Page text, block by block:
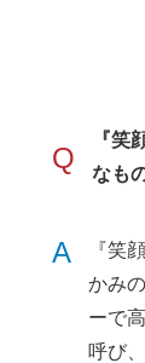
Q
『笑
なも
A
『笑
かみ
ーで
呼び